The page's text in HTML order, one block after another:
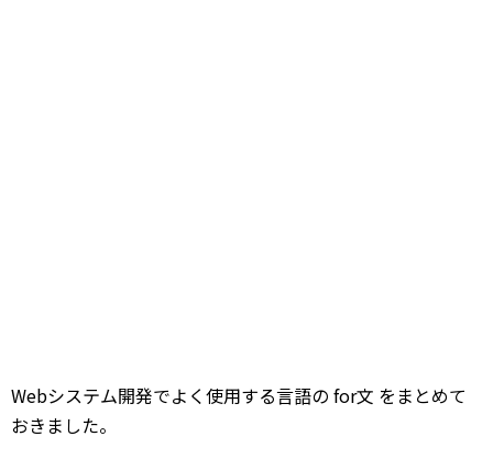
Webシステム開発でよく使用する言語の for文 をまとめて
おきました。